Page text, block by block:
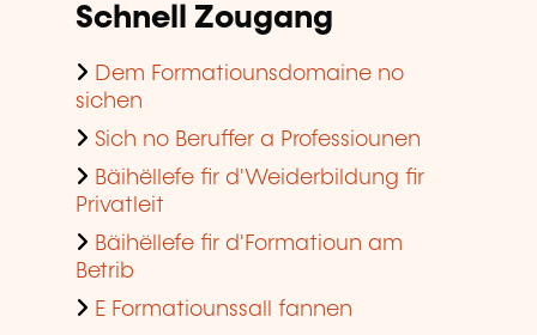
Schnell Zougang
Dem Formatiounsdomaine no
sichen
Sich no Beruffer a Professiounen
Bäihëllefe fir d'Weiderbildung fir
Privatleit
Bäihëllefe fir d'Formatioun am
Betrib
E Formatiounssall fannen